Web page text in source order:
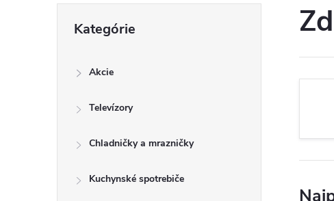
Bočný panel
Kategórie
Akcie
Televízory
Chladničky a mrazničky
Kuchynské spotrebiče